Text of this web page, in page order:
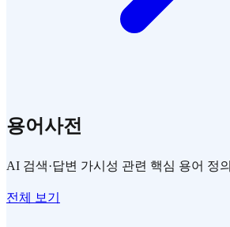
용어사전
AI 검색·답변 가시성 관련 핵심 용어 정의
전체 보기